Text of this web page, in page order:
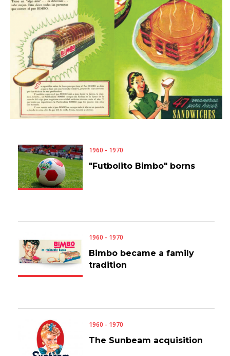
1960 - 1970
"Futbolito Bimbo" borns
1960 - 1970
Bimbo became a family
tradition
1960 - 1970
The Sunbeam acquisition